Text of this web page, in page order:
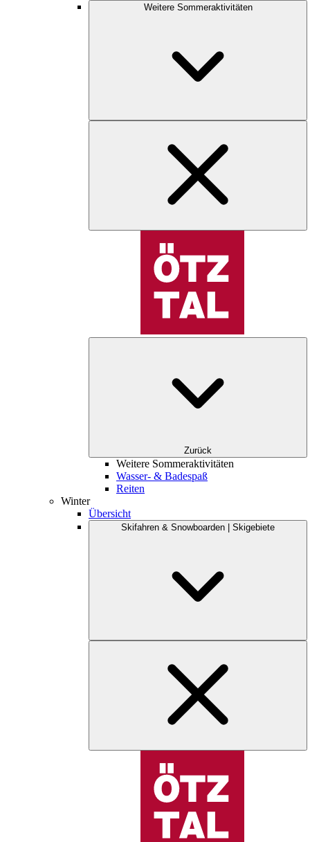
Weitere Sommeraktivitäten
Zurück
Weitere Sommeraktivitäten
Wasser- & Badespaß
Reiten
Winter
Übersicht
Skifahren & Snowboarden | Skigebiete